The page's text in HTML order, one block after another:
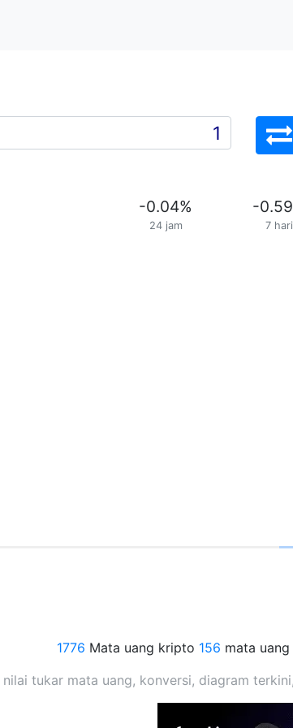
-0.04%
24 jam
-0.59
7 hari
1776 Mata uang kripto 156 mata uang
nilai tukar mata uang, konversi, diagram